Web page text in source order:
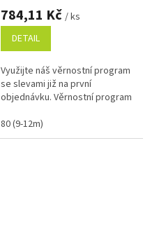
784,11 Kč / ks
DETAIL
Využijte náš věrnostní program
se slevami již na první
objednávku. Věrnostní program
80 (9-12m)